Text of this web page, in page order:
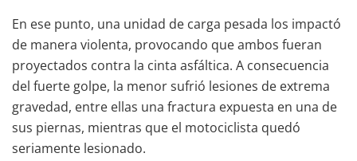
En ese punto, una unidad de carga pesada los impactó
de manera violenta, provocando que ambos fueran
proyectados contra la cinta asfáltica. A consecuencia
del fuerte golpe, la menor sufrió lesiones de extrema
gravedad, entre ellas una fractura expuesta en una de
sus piernas, mientras que el motociclista quedó
seriamente lesionado.